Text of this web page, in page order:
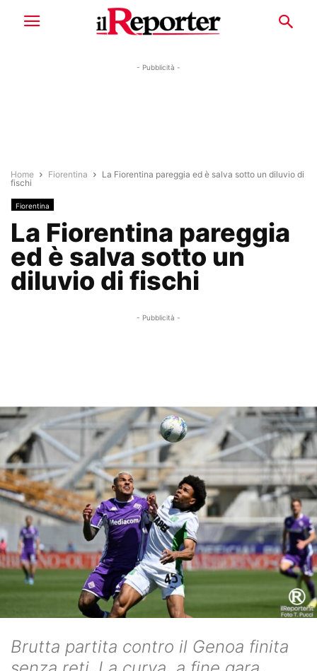
- Pubblicità -
Home Fiorentina
La Fiorentina pareggia ed è salva sotto un diluvio di
fischi
Fiorentina
La Fiorentina pareggia
ed è salva sotto un
diluvio di fischi
- Pubblicità -
Brutta partita contro il Genoa finita